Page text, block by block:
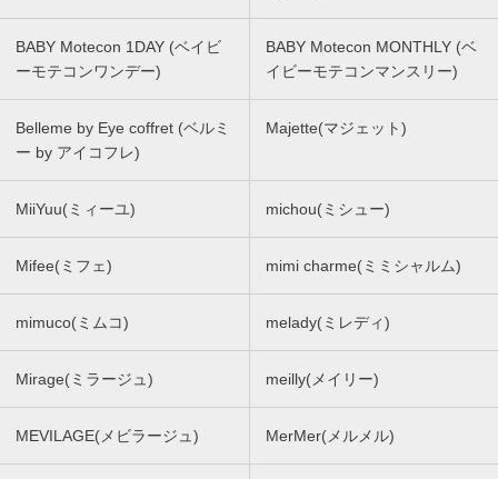
BABY Motecon 1DAY (ベイビ
ーモテコンワンデー)
BABY Motecon MONTHLY (ベ
イビーモテコンマンスリー)
Belleme by Eye coffret (ベルミ
ー by アイコフレ)
Majette(マジェット)
MiiYuu(ミィーユ) michou(ミシュー)
Mifee(ミフェ) mimi charme(ミミシャルム)
mimuco(ミムコ) melady(ミレディ)
Mirage(ミラージュ) meilly(メイリー)
MEVILAGE(メビラージュ) MerMer(メルメル)